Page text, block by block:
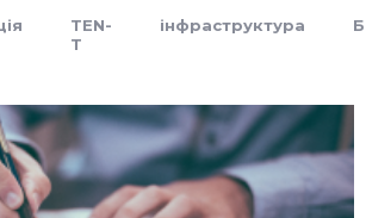
TEN-
T
інфраструктура